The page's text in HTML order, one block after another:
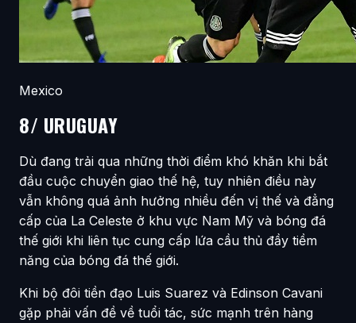
Mexico
8/ URUGUAY
Dù đang trải qua những thời điểm khó khăn khi bắt
đầu cuộc chuyển giao thế hệ, tuy nhiên điều này
vẫn không quá ảnh hưởng nhiều đến vị thế và đẳng
cấp của La Celeste ở khu vực Nam Mỹ và bóng đá
thế giới khi liên tục cung cấp lứa cầu thủ đầy tiềm
năng của bóng đá thế giới.
Khi bộ đôi tiền đạo Luis Suarez và Edinson Cavani
gặp phải vấn đề về tuổi tác, sức mạnh trên hàng